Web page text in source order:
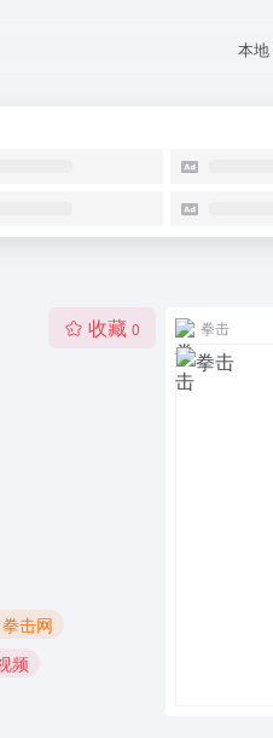
本地
收藏 0
击网
频
拳击